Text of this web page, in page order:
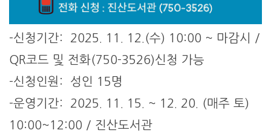
-신청기간: 2025. 11. 12.(수) 10:00 ~ 마감시 /
QR코드 및 전화(750-3526)신청 가능
-신청인원: 성인 15명
-운영기간: 2025. 11. 15. ~ 12. 20. (매주 토)
10:00~12:00 / 진산도서관